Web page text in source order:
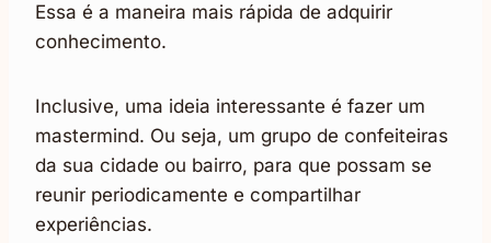
Essa é a maneira mais rápida de adquirir
conhecimento.
Inclusive, uma ideia interessante é fazer um
mastermind. Ou seja, um grupo de confeiteiras
da sua cidade ou bairro, para que possam se
reunir periodicamente e compartilhar
experiências.